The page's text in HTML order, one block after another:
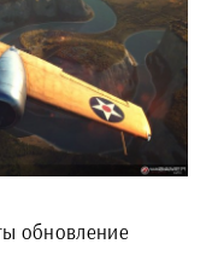
обновление